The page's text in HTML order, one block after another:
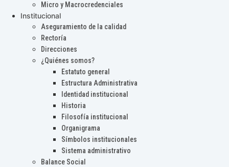
Micro y Macrocredenciales
Institucional
Aseguramiento de la calidad
Rectoría
Direcciones
¿Quiénes somos?
Estatuto general
Estructura Administrativa
Identidad institucional
Historia
Filosofía institucional
Organigrama
Símbolos institucionales
Sistema administrativo
Balance Social